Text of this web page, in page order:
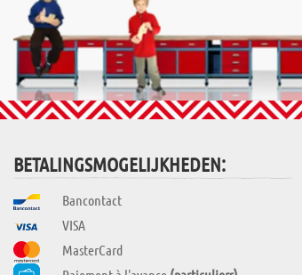
BETALINGSMOGELIJKHEDEN:
Bancontact
VISA
MasterCard